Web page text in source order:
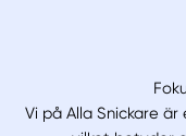
Vi på Alla Snickare